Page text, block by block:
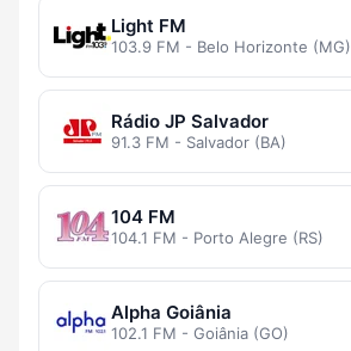
Light FM
103.9 FM - Belo Horizonte (MG)
Rádio JP Salvador
91.3 FM - Salvador (BA)
104 FM
104.1 FM - Porto Alegre (RS)
Alpha Goiânia
102.1 FM - Goiânia (GO)